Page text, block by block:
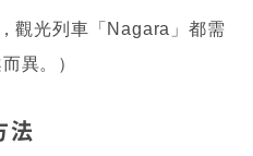
觀光列車「Nagara」都需
異。）
法